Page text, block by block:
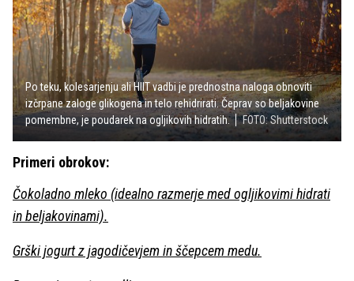
Po teku, kolesarjenju ali HIIT vadbi je prednostna naloga obnoviti
izčrpane zaloge glikogena in telo rehidrirati. Čeprav so beljakovine
pomembne, je poudarek na ogljikovih hidratih.
FOTO: Shutterstock
Primeri obrokov:
Čokoladno mleko (idealno razmerje med ogljikovimi hidrati
in beljakovinami).
Grški jogurt z jagodičevjem in ščepcem medu.